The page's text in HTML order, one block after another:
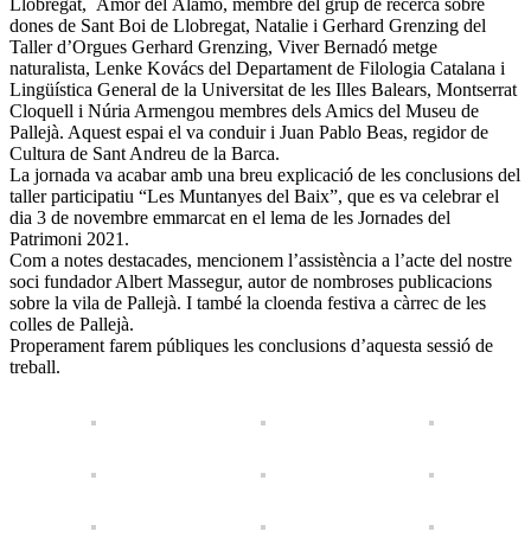
dones de Sant Boi de Llobregat, Natalie i Gerhard Grenzing del
Taller d’Orgues Gerhard Grenzing, Viver Bernadó metge
naturalista, Lenke Kovács del Departament de Filologia Catalana i
Lingüística General de la Universitat de les Illes Balears, Montserrat
Cloquell i Núria Armengou membres dels Amics del Museu de
Pallejà. Aquest espai el va conduir i Juan Pablo Beas, regidor de
Cultura de Sant Andreu de la Barca.
La jornada va acabar amb una breu explicació de les conclusions del
taller participatiu “Les Muntanyes del Baix”, que es va celebrar el
dia 3 de novembre emmarcat en el lema de les Jornades del
Patrimoni 2021.
Com a notes destacades, mencionem l’assistència a l’acte del nostre
soci fundador Albert Massegur, autor de nombroses publicacions
sobre la vila de Pallejà. I també la cloenda festiva a càrrec de les
colles de Pallejà.
Properament farem públiques les conclusions d’aquesta sessió de
treball.